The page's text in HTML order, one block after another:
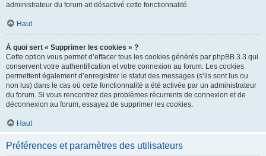
administrateur du forum ait désactivé cette fonctionnalité.
Haut
À quoi sert « Supprimer les cookies » ?
Cette option vous permet d’effacer tous les cookies générés par phpBB 3.3 qui
conservent votre authentification et votre connexion au forum. Les cookies
permettent également d’enregistrer le statut des messages (s’ils sont lus ou
non lus) dans le cas où cette fonctionnalité a été activée par un administrateur
du forum. Si vous rencontrez des problèmes récurrents de connexion et de
déconnexion au forum, essayez de supprimer les cookies.
Haut
Préférences et paramètres des utilisateurs